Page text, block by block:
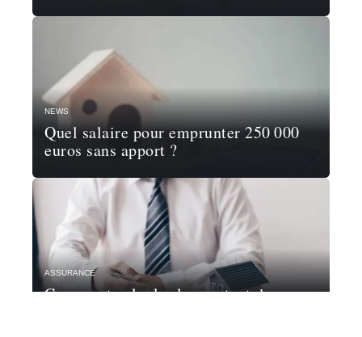
NEWS
Quel salaire pour emprunter 250 000
euros sans apport ?
ASSURANCE
Comment calculer le montant de